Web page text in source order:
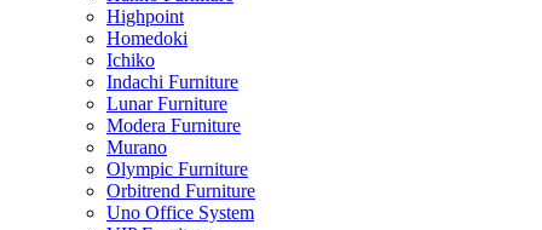
Highpoint
Homedoki
Ichiko
Indachi Furniture
Lunar Furniture
Modera Furniture
Murano
Olympic Furniture
Orbitrend Furniture
Uno Office System